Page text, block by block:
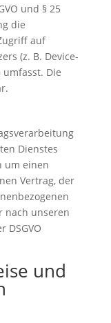
und § 25
die
auf
(z. B. Device-
umfasst. Die
Dienstes
um einen
Vertrag, der
nach unseren
DSGVO
und